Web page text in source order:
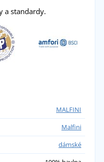
objednáno,
DĚKUJI!
známe bavlnu
další barvy :-)))
sedi, krasné barvy.
i dalši :)
a standardy.
MALFINI
Malfini
dámské